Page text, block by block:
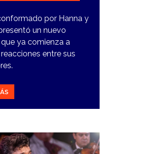
por Hanna y
un nuevo
ya comienza a
entre sus